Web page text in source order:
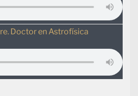
Doctor en Astrofísica